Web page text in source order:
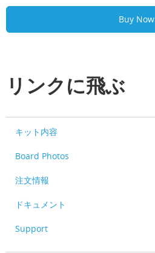
Buy Now
リンクに飛ぶ
キット内容
Board Photos
注文情報
ドキュメント
Support